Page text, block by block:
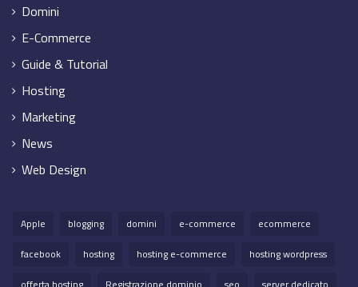
Domini
E-Commerce
Guide & Tutorial
Hosting
Marketing
News
Web Design
Apple blogging domini e-commerce
ecommerce
facebook
hosting hosting e-commerce
hosting wordpress